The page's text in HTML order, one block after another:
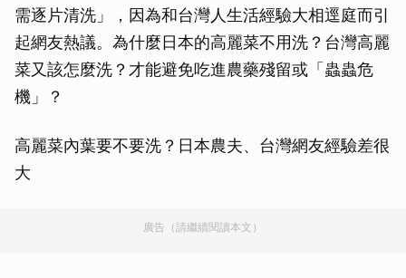
需逐片清洗」，因為和台灣人生活經驗大相逕庭而引
起網友熱議。為什麼日本的高麗菜不用洗？台灣高麗
菜又該怎麼洗？才能避免吃進農藥殘留或「蟲蟲危
機」？
高麗菜內葉要不要洗？日本農夫、台灣網友經驗差很
大
廣告（請繼續閱讀本文）